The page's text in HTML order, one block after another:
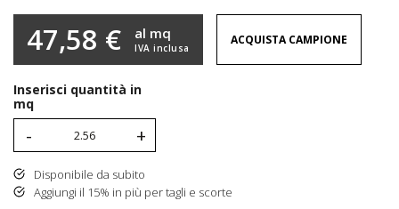
47,58 € IVA inclusa
al mq ACQUISTA CAMPIONE
Inserisci quantità in
mq
- +
Disponibile da subito
Aggiungi il 15% in più per tagli e scorte